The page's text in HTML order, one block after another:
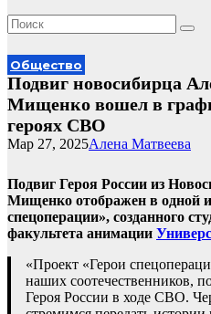
Общество
Подвиг новосибирца
Мищенко вошел в
героях СВО
Алена Матвеева
Мар 27, 2025
Подвиг Героя России из
Мищенко отображен в одной
спецоперации», созданного
факультета анимации
«Проект «Герои
наших соотечественников,
Героя России в ходе СВО.